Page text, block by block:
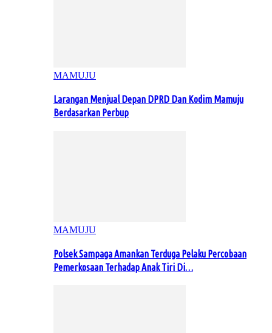
MAMUJU
Larangan Menjual Depan DPRD Dan Kodim Mamuju
Berdasarkan Perbup
MAMUJU
Polsek Sampaga Amankan Terduga Pelaku Percobaan
Pemerkosaan Terhadap Anak Tiri Di…